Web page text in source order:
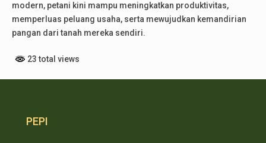
modern, petani kini mampu meningkatkan produktivitas,
memperluas peluang usaha, serta mewujudkan kemandirian
pangan dari tanah mereka sendiri.
23 total views
PEPI